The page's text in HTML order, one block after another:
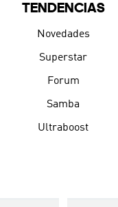
TENDENCIAS
Novedades
Superstar
Forum
Samba
Ultraboost